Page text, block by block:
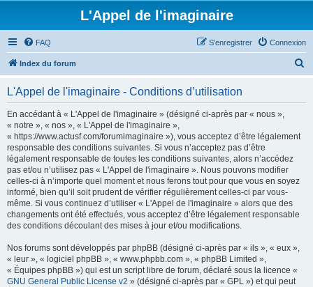
L'Appel de l'imaginaire
FAQ Connexion
S’enregistrer
Index du forum
L'Appel de l'imaginaire - Conditions d’utilisation
En accédant à « L'Appel de l'imaginaire » (désigné ci-après par « nous »,
« notre », « nos », « L'Appel de l'imaginaire »,
« https://www.actusf.com/forumimaginaire »), vous acceptez d’être légalement
responsable des conditions suivantes. Si vous n’acceptez pas d’être
légalement responsable de toutes les conditions suivantes, alors n’accédez
pas et/ou n’utilisez pas « L'Appel de l'imaginaire ». Nous pouvons modifier
celles-ci à n’importe quel moment et nous ferons tout pour que vous en soyez
informé, bien qu’il soit prudent de vérifier régulièrement celles-ci par vous-
même. Si vous continuez d’utiliser « L'Appel de l'imaginaire » alors que des
changements ont été effectués, vous acceptez d’être légalement responsable
des conditions découlant des mises à jour et/ou modifications.
Nos forums sont développés par phpBB (désigné ci-après par « ils », « eux »,
« leur », « logiciel phpBB », « www.phpbb.com », « phpBB Limited »,
« Équipes phpBB ») qui est un script libre de forum, déclaré sous la licence «
GNU General Public License v2 » (désigné ci-après par « GPL ») et qui peut